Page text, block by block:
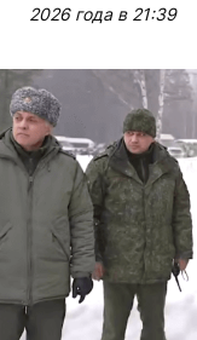
2026 года в 21:39